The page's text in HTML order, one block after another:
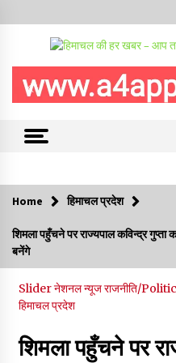
भ्रष्टाचार से
06/08/2026
Home हिमाचल प्रदेश
शिमला पहुँचने पर राज्यपाल कविन्द्र गुप्ता
बनेंगे
Sliderनेशनल न्यूजराजनीति/
हिमाचल प्रदेश
शिमला पहुँचने पर